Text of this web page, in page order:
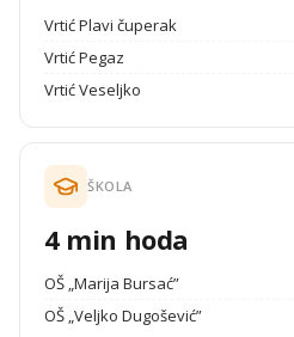
Vrtić Plavi čuperak
Vrtić Pegaz
Vrtić Veseljko
ŠKOLA
4 min hoda
OŠ „Marija Bursać”
OŠ „Veljko Dugošević”